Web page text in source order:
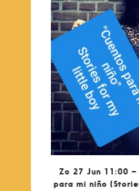
Zo 27 Jun 11:00 –
para mi niño